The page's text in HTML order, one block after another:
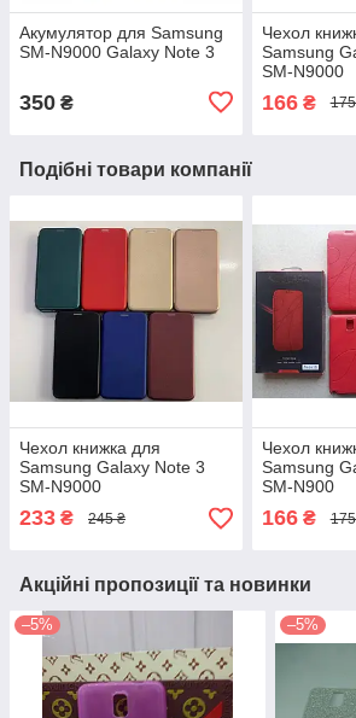
Акумулятор для Samsung
SM-N9000 Galaxy Note 3
350 ₴
Чехол
Samsung
SM-N9000
166₴
Подібні товари компанії
Чехол книжка для
Samsung Galaxy Note 3
SM-N9000
233 ₴ 245 ₴
Чехол
Samsung
SM-N900
166₴
Акційні пропозиції та новинки
–5% –5%